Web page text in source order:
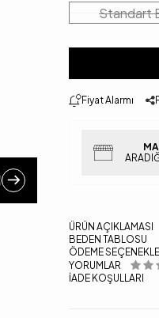
Standart
Fiyat Alarmı
ÜRÜN AÇIKLAMASI
BEDEN TABLOSU
ÖDEME
YORUMLAR
İADE KOŞULLARI